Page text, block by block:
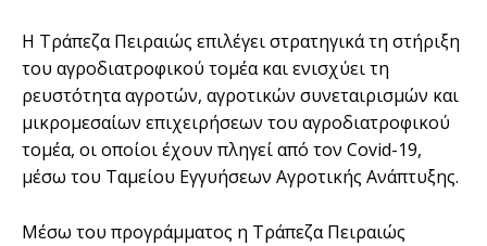
Η Τράπεζα Πειραιώς επιλέγει στρατηγικά τη στήριξη
του αγροδιατροφικού τομέα και ενισχύει τη
ρευστότητα αγροτών, αγροτικών συνεταιρισμών και
μικρομεσαίων επιχειρήσεων του αγροδιατροφικού
τομέα, οι οποίοι έχουν πληγεί από τον Covid-19,
μέσω του Ταμείου Εγγυήσεων Αγροτικής Ανάπτυξης.
Μέσω του προγράμματος η Τράπεζα Πειραιώς